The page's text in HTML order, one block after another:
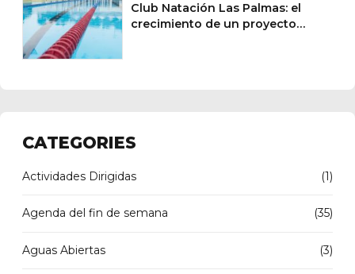
Club Natación Las Palmas: el
crecimiento de un proyecto
CATEGORIES
Actividades Dirigidas (1)
Agenda del fin de semana (35)
Aguas Abiertas (3)